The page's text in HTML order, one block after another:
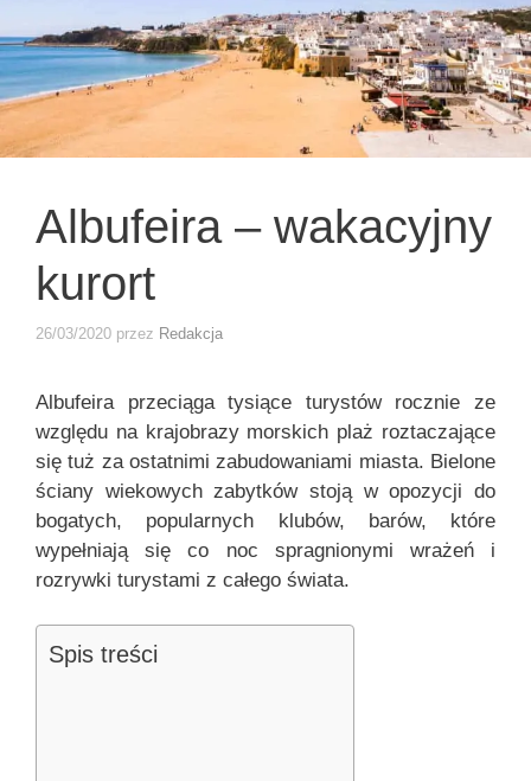
Albufeira – wakacyjny
kurort
26/03/2020 przez Redakcja
Albufeira przeciąga tysiące turystów rocznie ze
względu na krajobrazy morskich plaż roztaczające
się tuż za ostatnimi zabudowaniami miasta. Bielone
ściany wiekowych zabytków stoją w opozycji do
bogatych, popularnych klubów, barów, które
wypełniają się co noc spragnionymi wrażeń i
rozrywki turystami z całego świata.
Spis treści